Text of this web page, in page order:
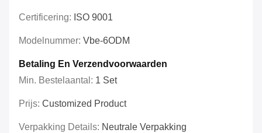
Certificering: ISO 9001
Modelnummer: Vbe-6ODM
Betaling En Verzendvoorwaarden
Min. Bestelaantal: 1 Set
Prijs: Customized Product
Verpakking Details: Neutrale Verpakking